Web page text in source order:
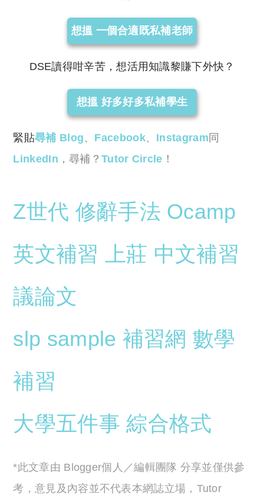
想搵 一個合適既私補老師
DSE讀得咁辛苦，想活用知識黎賺下外快？
想搵 好多好多私補學生
緊貼尋補 Blog、 Facebook、 Instagram 同
LinkedIn ，尋補？Tutor Circle ！
Z世代 修辭手法 Ocamp
英文補習
上莊 中文補習
議論文
slp sample 補習網 數學
補習
大學五件事 綜合格式
*此文章由 Blogger個人／編輯團隊 分享並僅供參
考，意見及內容並不代表本網誌立場，Tutor